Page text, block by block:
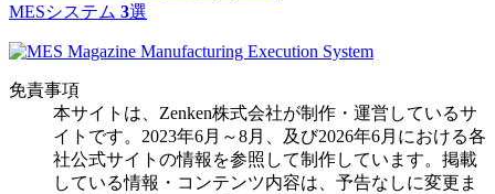
MESシステム 3選
免責事項
本サイトは、Zenken株式会社が制作・運営しているサ
イトです。2023年6月～8月、及び2026年6月における各
社公式サイトの情報を参照して制作しています。掲載
している情報・コンテンツ内容は、予告なしに変更ま